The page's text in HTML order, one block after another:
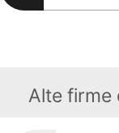
Alte firme